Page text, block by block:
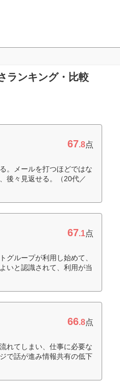
ランキング・比較
67.8点
。メールを打つほどではな
後々見返せる。（20代／
67.1点
グループが利用し始めて、
いと認識されて、利用が当
66.8点
れてしまい、仕事に必要な
で話が進み情報共有の低下